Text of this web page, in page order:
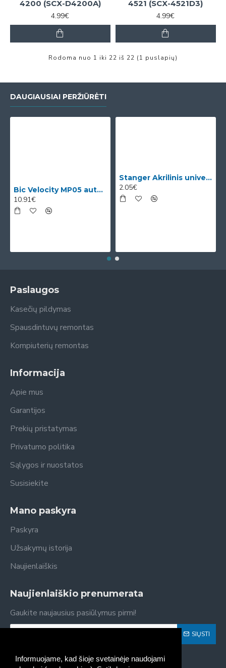
Informuojame, kad šioje svetainėje naudojami
4200 (SCX-D4200A)
4.99€
4521 (SCX-4521D3)
4.99€
Rodoma nuo 1 iki 22 iš 22 (1 puslapių)
DAUGIAUSIAI PERŽIŪRĖTI
Bic Velocity MP05 automatinis pieštukas su 3 x 0.5mm HB grafitais (dėžutėje 12vnt. skirtingomis korp
10.91€
Stanger Akrilinis universalus lakas, žvilgančio aukso efektas, 82 ml, 1 vnt KI12780A
2.05€
Paslaugos
Kasečių pildymas
Spausdintuvų remontas
Kompiuterių remontas
Informacija
Apie mus
Garantijos
Prekių pristatymas
Privatumo politika
Sąlygos ir nuostatos
Susisiekite
Mano paskyra
Paskyra
Užsakymų istorija
Naujienlaiškis
Naujienlaiškio prenumerata
Gaukite naujausius pasiūlymus pirmi!
SIŲSTI
Susipažinau ir sutinku su Privatumo politika